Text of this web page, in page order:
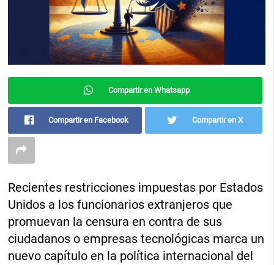
Compartir en Whatsapp
Compartir en Facebook Compartir en X
Recientes restricciones impuestas por Estados
Unidos a los funcionarios extranjeros que
promuevan la censura en contra de sus
ciudadanos o empresas tecnológicas marca un
nuevo capítulo en la política internacional del